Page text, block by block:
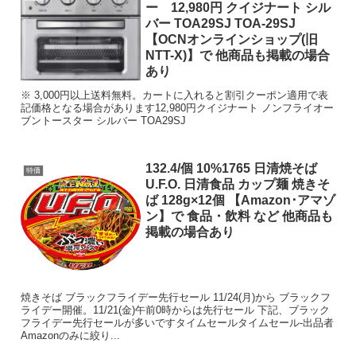
ー 12,980円 クイジナート シル
バー TOA29SJ TOA-29SJ
【OCNオンラインショップ(旧
NTT-X)】で 他商品も掲載の場合
あり
※ 3,000円以上送料無料。カートに入れると割引クーポン適用で表
記価格となる場合があります12,980円クイジナート ノンフライオー
ブントースター シルバー TOA29SJ
特価
132.4/個 10%1765 日清焼そば
U.F.O. 日清食品 カップ麺 焼きそ
ば 128g×12個 【Amazon･アマゾ
ン】で 食品・飲料 など 他商品も
掲載の場合あり
焼きそば ブラックフライデー先行セール 11/24(月)から ブラックフ
ライデー開催。11/21(金)午前0時からは先行セール 下記、ブラック
フライデー先行セールが多いですタイムセールタイムセール-出品者
Amazonのみに絞り...